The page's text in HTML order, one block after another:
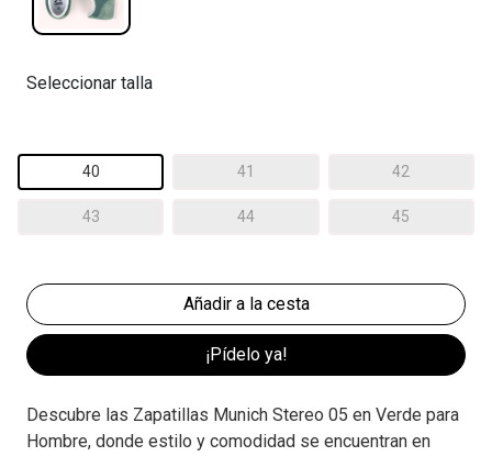
Seleccionar talla
40 41 42
43 44 45
¡Pídelo ya!
Descubre las Zapatillas Munich Stereo 05 en Verde para
Hombre, donde estilo y comodidad se encuentran en